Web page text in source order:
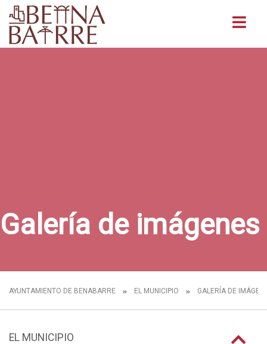
Galería de imágenes
AYUNTAMIENTO DE BENABARRE EL MUNICIPIO GALERÍA DE
EL MUNICIPIO